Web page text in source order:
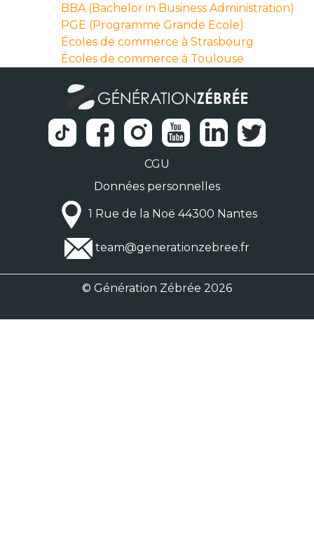
BBA (Bachelor in Business Administration)
PGE (Programme Grande Ecole)
Écoles de commerce à Strasbourg
Écoles de commerce à Toulouse
CGU
Données personnelles
1 Rue de la Noë 44300 Nantes
team@generationzebree.fr
© Génération Zébrée 2026